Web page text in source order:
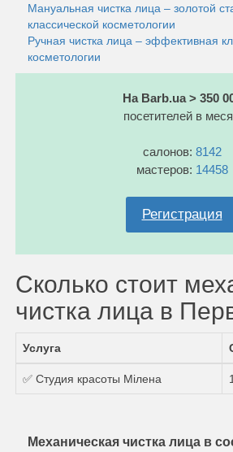
Мануальная чистка лица – золотой
классической косметологии
Ручная чистка лица – эффективная
косметологии
На Barb.ua > 350
посетителей в
салонов: 8142
мастеров: 14458
Регистрация
Сколько стоит
чистка лица в
Услуга
✅ Студия красоты Мілена
Механическая чистка лица в